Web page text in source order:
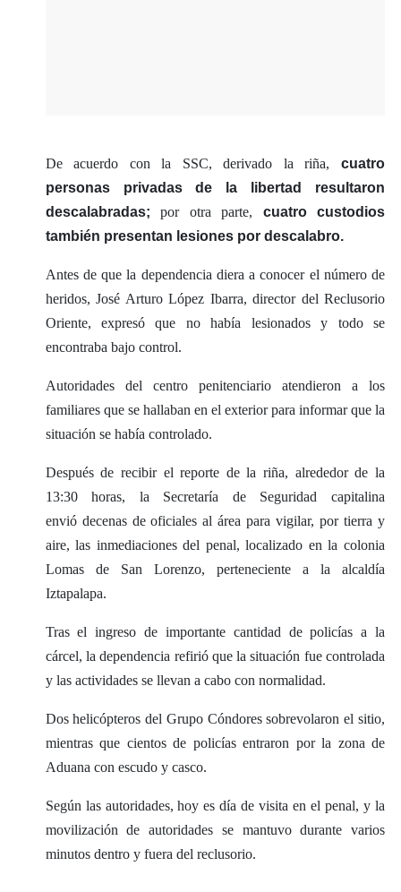
De acuerdo con la SSC, derivado la riña, cuatro
personas privadas de la libertad resultaron
descalabradas;por otra parte, cuatro custodios
también presentan lesiones por descalabro.
Antes de que la dependencia diera a conocer el número de
heridos, José Arturo López Ibarra, director del Reclusorio
Oriente, expresó que no había lesionados y todo se
encontraba bajo control.
Autoridades del centro penitenciario atendieron a los
familiares que se hallaban en el exterior para informar que la
situación se había controlado.
Después de recibir el reporte de la riña, alrededor de la
13:30 horas, la Secretaría de Seguridad capitalina
envió decenas de oficiales al área para vigilar, por tierra y
aire, las inmediaciones del penal, localizado en la colonia
Lomas de San Lorenzo, perteneciente a la alcaldía
Iztapalapa.
Tras el ingreso de importante cantidad de policías a la
cárcel, la dependencia refirió que la situación fue controlada
y las actividades se llevan a cabo con normalidad.
​Dos helicópteros del Grupo Cóndores sobrevolaron el sitio,
mientras que cientos de policías entraron por la zona de
Aduana con escudo y casco.
Según las autoridades, hoy es día de visita en el penal, y la
movilización de autoridades se mantuvo durante varios
minutos dentro y fuera del reclusorio.